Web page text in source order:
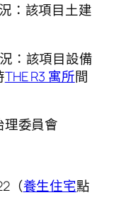
：該項目土建
：該項目設備
THE R3 寓所間
委員會
（養生住宅點